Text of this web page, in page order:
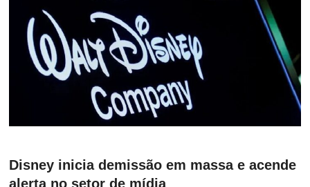
Disney inicia demissão em massa e acende
alerta no setor de mídia